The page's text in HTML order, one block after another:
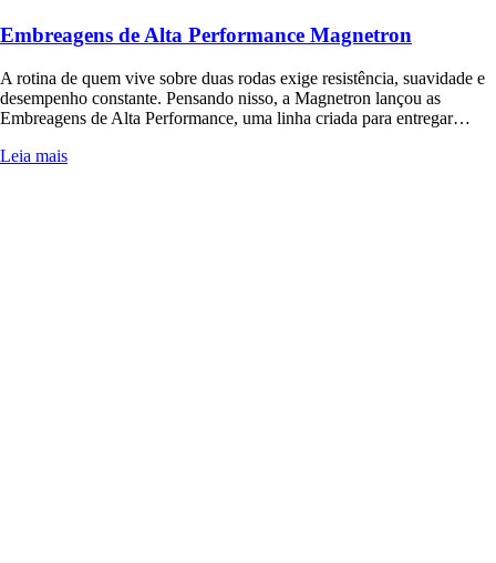
Embreagens de Alta Performance Magnetron
A rotina de quem vive sobre duas rodas exige resistência, suavidade e
desempenho constante. Pensando nisso, a Magnetron lançou as
Embreagens de Alta Performance, uma linha criada para entregar…
Leia mais